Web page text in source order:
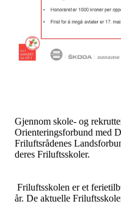
Gjennom skole- og
Orienteringsforbund med
Friluftsrådenes
deres Friluftsskoler.
Friluftsskolen er et
år. De aktuelle